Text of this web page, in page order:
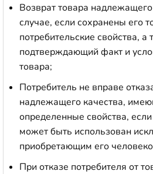
Возврат товара
случае, если сохранены его
потребительские свойства, а
подтверждающий факт и
товара;
Потребитель не вправе
надлежащего качества,
определенные свойства,
может быть использован
приобретающим его
При отказе потребителя от